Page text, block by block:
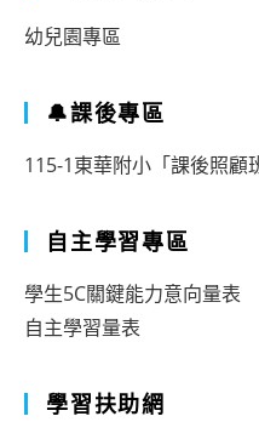
幼兒園專區
🔔課後專區
115-1東華附小「課後照顧
自主學習專區
學生5C關鍵能力意向量表
自主學習量表
學習扶助網